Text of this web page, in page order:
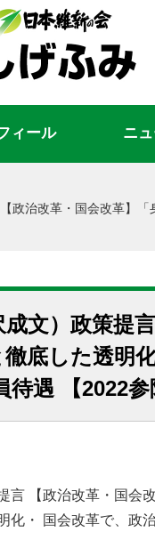
ィール ニ
政治改革・国会改革】
文）政策提
徹底した透明
遇 【2022
【政治改革・国会改
化・ 国会改革で、